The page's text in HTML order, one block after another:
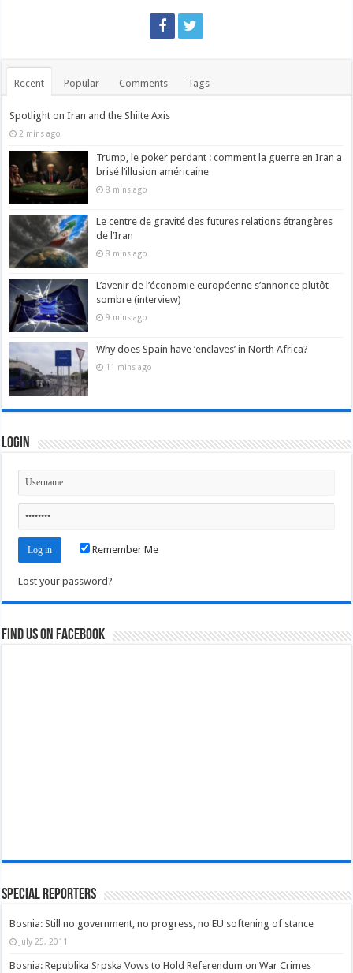
Recent Popular Comments Tags
Spotlight on Iran and the Shiite Axis
2 mins ago
Trump, le poker perdant : comment la guerre en Iran a
brisé l’illusion américaine
8 mins ago
Le centre de gravité des futures relations étrangères
de l’Iran
8 mins ago
L’avenir de l’économie européenne s’annonce plutôt
sombre (interview)
9 mins ago
Why does Spain have ‘enclaves’ in North Africa?
11 mins ago
Login
Remember Me
Lost your password?
Find us on Facebook
Special Reporters
Bosnia: Still no government, no progress, no EU softening of stance
July 25, 2011
Bosnia: Republika Srpska Vows to Hold Referendum on War Crimes